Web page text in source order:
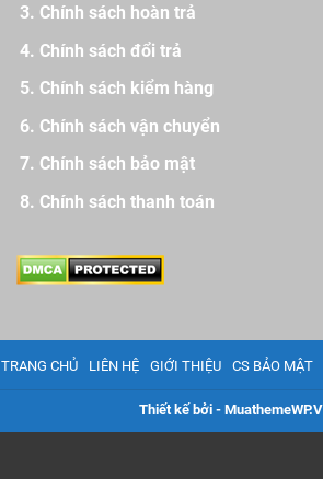
Chính sách hoàn trả
Chính sách đổi trả
Chính sách kiểm hàng
Chính sách vận chuyển
Chính sách bảo mật
Chính sách thanh toán
TRANG CHỦ LIÊN HỆ GIỚI THIỆU CS BẢO MẬT
Thiết kế bởi -